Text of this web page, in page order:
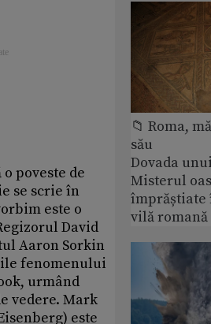
poveste de
se scrie în
este o
David
Aaron Sorkin
fenomenului
urmând
vedere. Mark
este
📁 Roma,
său
Dovada
Misterul
împrăștiate
vilă romană